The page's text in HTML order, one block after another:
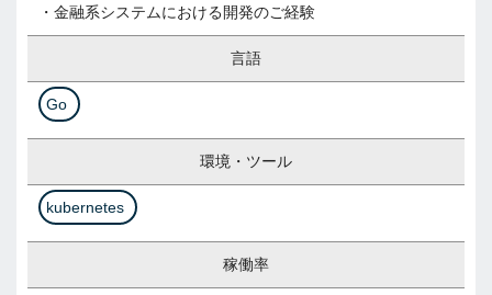
・金融系システムにおける開発のご経験
言語
Go
環境・ツール
kubernetes
稼働率